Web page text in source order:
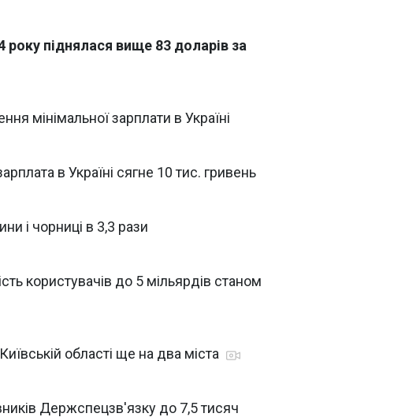
піднялася вище 83 доларів за
мінімальної зарплати в Україні
в Україні сягне 10 тис. гривень
і чорниці в 3,3 рази
користувачів до 5 мільярдів станом
області ще на два міста
Держспецзв'язку до 7,5 тисяч